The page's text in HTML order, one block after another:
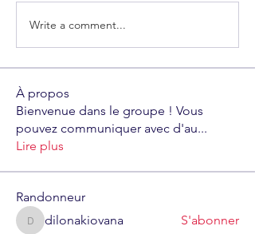
Write a comment...
À propos
Bienvenue dans le groupe ! Vous
pouvez communiquer avec d'au...
Lire plus
Randonneur
dilonakiovana
dilonakiovana S'abonner